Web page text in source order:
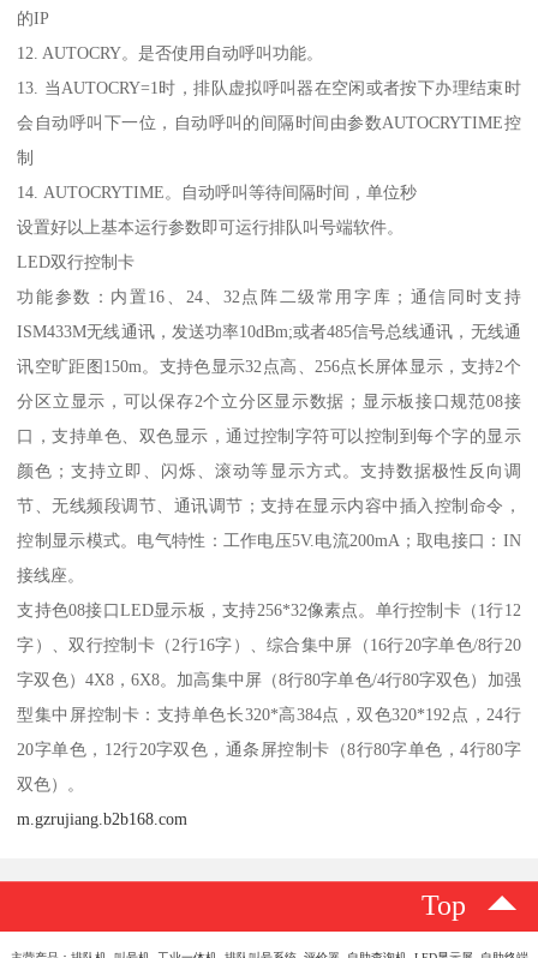
的IP
12. AUTOCRY。是否使用自动呼叫功能。
13. 当AUTOCRY=1时，排队虚拟呼叫器在空闲或者按下办理结束时
会自动呼叫下一位，自动呼叫的间隔时间由参数AUTOCRYTIME控
制
14. AUTOCRYTIME。自动呼叫等待间隔时间，单位秒
设置好以上基本运行参数即可运行排队叫号端软件。
LED双行控制卡
功能参数：内置16、24、32点阵二级常用字库；通信同时支持
ISM433M无线通讯，发送功率10dBm;或者485信号总线通讯，无线通
讯空旷距图150m。支持色显示32点高、256点长屏体显示，支持2个
分区立显示，可以保存2个立分区显示数据；显示板接口规范08接
口，支持单色、双色显示，通过控制字符可以控制到每个字的显示
颜色；支持立即、闪烁、滚动等显示方式。支持数据极性反向调
节、无线频段调节、通讯调节；支持在显示内容中插入控制命令，
控制显示模式。电气特性：工作电压5V.电流200mA；取电接口：IN
接线座。
支持色08接口LED显示板，支持256*32像素点。单行控制卡（1行12
字）、双行控制卡（2行16字）、综合集中屏（16行20字单色/8行20
字双色）4X8，6X8。加高集中屏（8行80字单色/4行80字双色）加强
型集中屏控制卡：支持单色长320*高384点，双色320*192点，24行
20字单色，12行20字双色，通条屏控制卡（8行80字单色，4行80字
双色）。
m.gzrujiang.b2b168.com
Top